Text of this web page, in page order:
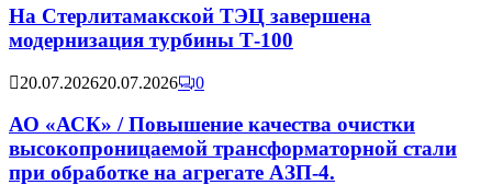
На Стерлитамакской ТЭЦ завершена
модернизация турбины Т-100
20.07.202620.07.2026 0
АО «АСК» / Повышение качества очистки
высокопроницаемой трансформаторной стали
при обработке на агрегате АЗП-4.